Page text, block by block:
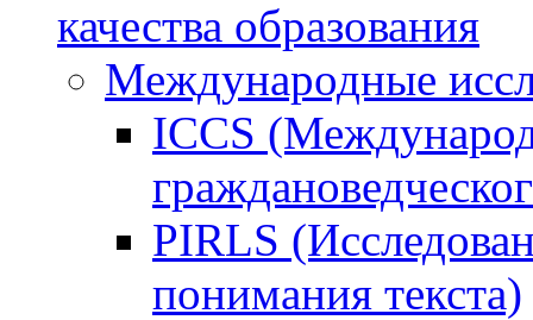
качества образования
Международные
ICCS
PIRLS
понимания текста)